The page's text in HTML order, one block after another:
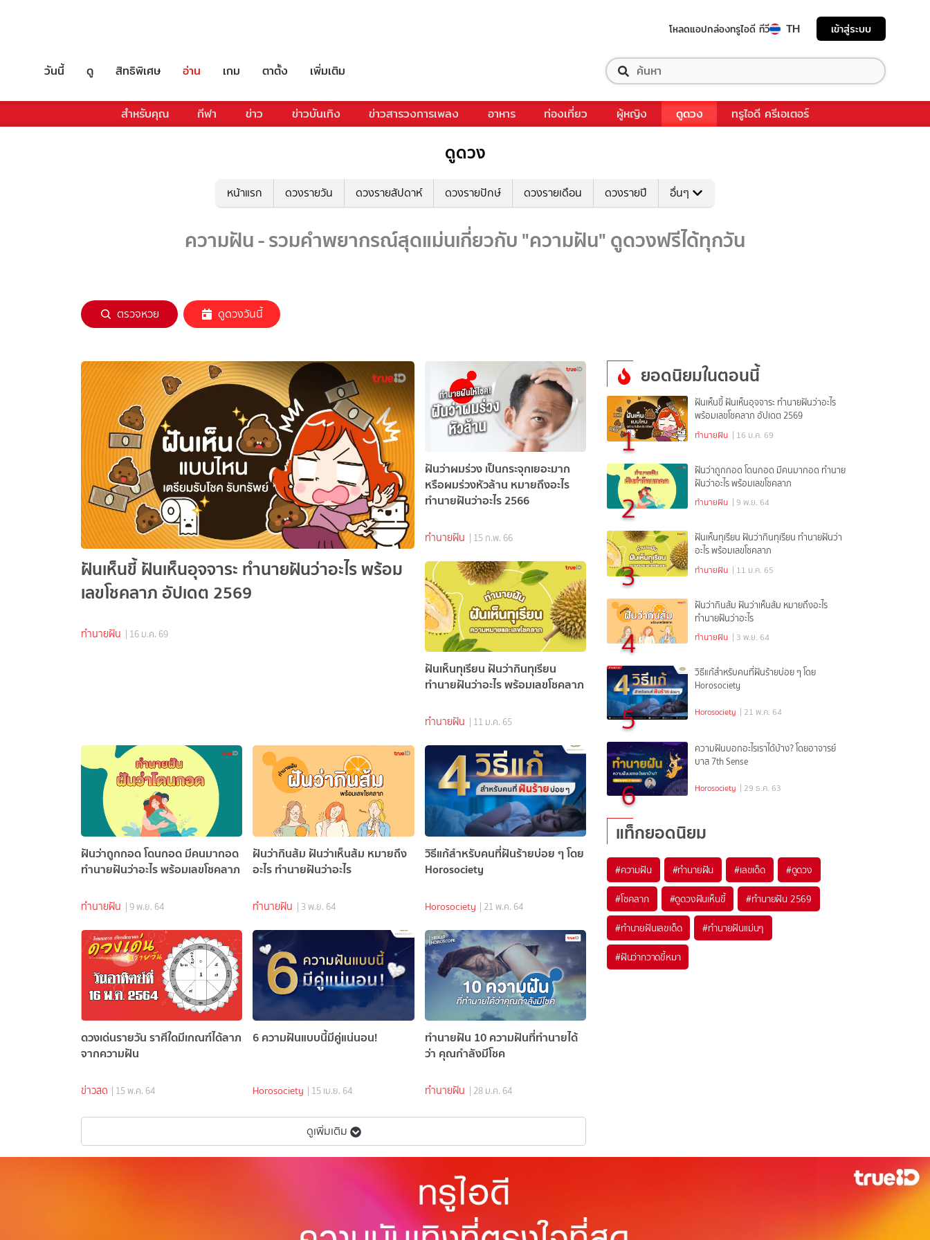
โหลดแอปกล่องทรูไอดี ทีวี TH เข้าสู่ระบบ
วันนี้ ดู สิทธิพิเศษ อ่าน เกม ตาตั้ง เพิ่มเติม
สำหรับคุณ กีฬา ข่าว ข่าวบันเทิง ข่าวสารวงการเพลง อาหาร ท่องเที่ยว ผู้หญิง ดูดวง ทรูไอดี ครีเอเตอร์
ดูดวง
หน้าแรก ดวงรายวัน ดวงรายสัปดาห์ ดวงรายปักษ์ ดวงรายเดือน ดวงรายปี อื่นๆ
ความฝัน - รวมคำพยากรณ์สุดแม่นเกี่ยวกับ "ความฝัน" ดูดวงฟรีได้ทุกวัน
ตรวจหวย ดูดวงวันนี้
ฝันเห็นขี้ ฝันเห็นอุจจาระ ทำนายฝันว่าอะไร พร้อม
เลขโชคลาภ อัปเดต 2569
ทำนายฝัน | 16 ม.ค. 69
ฝันว่าผมร่วง เป็นกระจุกเยอะมาก
หรือผมร่วงหัวล้าน หมายถึงอะไร
ทำนายฝันว่าอะไร 2566
ทำนายฝัน | 15 ก.พ. 66
ฝันเห็นทุเรียน ฝันว่ากินทุเรียน
ทำนายฝันว่าอะไร พร้อมเลขโชคลาภ
ทำนายฝัน | 11 ม.ค. 65
ฝันว่าถูกกอด โดนกอด มีคนมากอด
ทำนายฝันว่าอะไร พร้อมเลขโชคลาภ
ทำนายฝัน | 9 พ.ย. 64
ฝันว่ากินส้ม ฝันว่าเห็นส้ม หมายถึง
อะไร ทำนายฝันว่าอะไร
ทำนายฝัน | 3 พ.ย. 64
วิธีแก้สำหรับคนที่ฝันร้ายบ่อย ๆ โดย
Horosociety
Horosociety | 21 พ.ค. 64
ดวงเด่นรายวัน ราศีใดมีเกณฑ์ได้ลาภ
จากความฝัน
ข่าวสด | 15 พ.ค. 64
6 ความฝันแบบนี้มีคู่แน่นอน!
Horosociety | 15 เม.ย. 64
ทำนายฝัน 10 ความฝันที่ทำนายได้
ว่า คุณกำลังมีโชค
ทำนายฝัน | 28 ม.ค. 64
ดูเพิ่มเติม
ยอดนิยมในตอนนี้
1
ฝันเห็นขี้ ฝันเห็นอุจจาระ ทำนายฝันว่าอะไร
พร้อมเลขโชคลาภ อัปเดต 2569
ทำนายฝัน | 16 ม.ค. 69
2
ฝันว่าถูกกอด โดนกอด มีคนมากอด ทำนาย
ฝันว่าอะไร พร้อมเลขโชคลาภ
ทำนายฝัน | 9 พ.ย. 64
3
ฝันเห็นทุเรียน ฝันว่ากินทุเรียน ทำนายฝันว่า
อะไร พร้อมเลขโชคลาภ
ทำนายฝัน | 11 ม.ค. 65
4
ฝันว่ากินส้ม ฝันว่าเห็นส้ม หมายถึงอะไร
ทำนายฝันว่าอะไร
ทำนายฝัน | 3 พ.ย. 64
5
วิธีแก้สำหรับคนที่ฝันร้ายบ่อย ๆ โดย
Horosociety
Horosociety | 21 พ.ค. 64
6
ความฝันบอกอะไรเราได้บ้าง? โดยอาจารย์
บาส 7th Sense
Horosociety | 29 ธ.ค. 63
แท็กยอดนิยม
#ความฝัน #ทำนายฝัน #เลขเด็ด #ดูดวง
#โชคลาภ #ดูดวงฝันเห็นขี้ #ทำนายฝัน 2569
#ทำนายฝันเลขเด็ด #ทำนายฝันแม่นๆ
#ฝันว่ากวาดขี้หมา